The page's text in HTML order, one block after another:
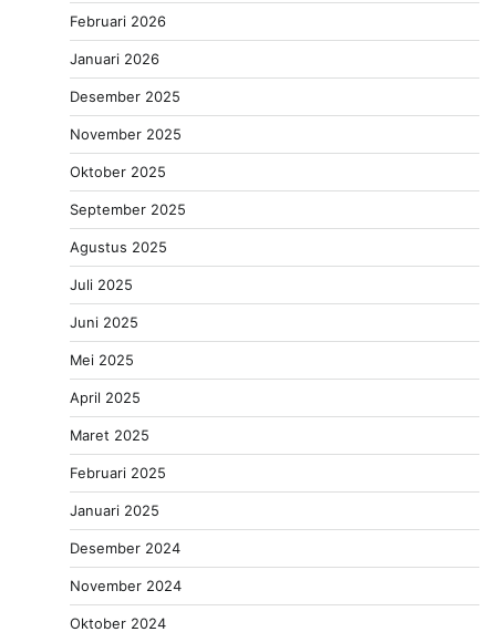
Februari 2026
Januari 2026
Desember 2025
November 2025
Oktober 2025
September 2025
Agustus 2025
Juli 2025
Juni 2025
Mei 2025
April 2025
Maret 2025
Februari 2025
Januari 2025
Desember 2024
November 2024
Oktober 2024